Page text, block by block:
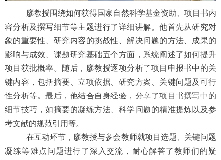
廖教授围绕如何获得国家自然科学基金资助、项目书内
容分析及撰写细节等主题进行了详细讲解。他首先从研究对
象的重要性、研究内容的挑战性、解决问题的方法、成果的
影响与成效、课题研究基础五个方面，系统阐述了如何提升
项目获批概率。随后，廖教授逐项分析了项目申报书中的关
键内容，包括摘要、立项依据、研究方案、关键问题及可行
性分析等。最后，他结合自身经验，分享了项目书撰写中的
细节技巧，如摘要的凝练方法、科学问题的精准提炼以及参
考文献的规范引用等。
在互动环节，廖教授与参会教师就项目选题、关键问题
凝练等难点问题进行了深入交流，耐心解答了教师们的疑